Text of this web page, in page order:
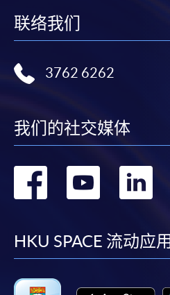
联络我们
3762 6262
我们的社交媒体
转
转
HKU SPACE 流动应